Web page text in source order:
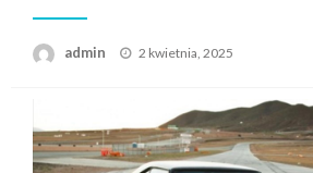
admin
Opublikowane
2 kwietnia, 2025